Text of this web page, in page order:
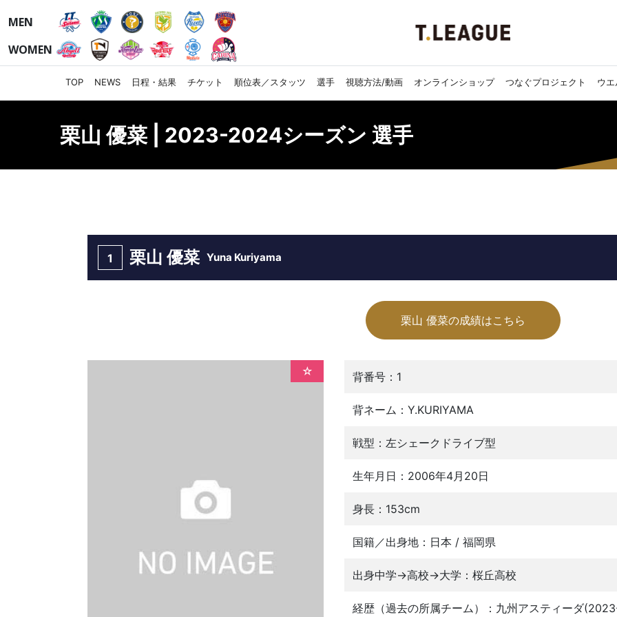
MEN
WOMEN
TOP NEWS 日程・結果 チケット 順位表／スタッツ 選手 視聴方法/動画 オンラインショップ つなぐプロジェクト ウ
栗山 優菜 | 2023-2024シーズン 選手
1 栗山 優菜 Yuna Kuriyama
栗山 優菜の成績はこちら
☆ 背番号：1
背ネーム：Y.KURIYAMA
戦型：左シェークドライブ型
生年月日：2006年4月20日
身長：153cm
国籍／出身地：日本 / 福岡県
出身中学→高校→大学：桜丘高校
経歴（過去の所属チーム）：九州アスティーダ